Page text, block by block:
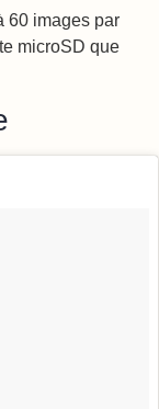
60 images par
microSD que